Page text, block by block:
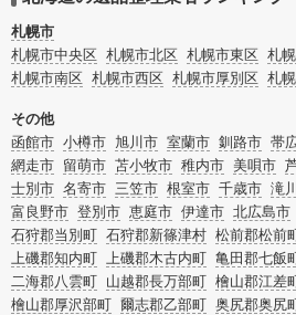
ゴミの処分方法や親の家の遺品整理をはじめる
で、チェックしてみてください。
札幌市
札幌市中央区 札幌市北区 札幌市東区 札
札幌市南区 札幌市西区 札幌市厚別区 札
その他
函館市 小樽市 旭川市 室蘭市 釧路市 帯
網走市 留萌市 苫小牧市 稚内市 美唄市
士別市 名寄市 三笠市 根室市 千歳市 滝
富良野市 登別市 恵庭市 伊達市 北広島市
石狩郡当別町 石狩郡新篠津村 松前郡松前
上磯郡知内町 上磯郡木古内町 亀田郡七飯
二海郡八雲町 山越郡長万部町 檜山郡江差
檜山郡厚沢部町 爾志郡乙部町 奥尻郡奥尻